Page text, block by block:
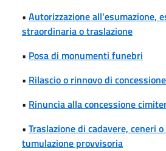
• Autorizzazione all'esumazione,
straordinaria o traslazione
• Posa di monumenti funebri
• Rilascio o rinnovo di
• Rinuncia alla concessione
• Traslazione di cadavere, ceneri
tumulazione provvisoria